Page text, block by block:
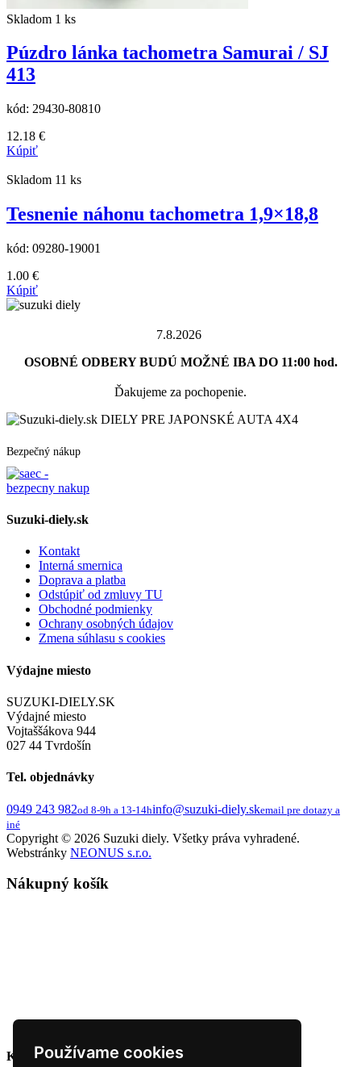
Používame cookies
Skladom 1 ks
Púzdro lánka tachometra Samurai / SJ
413
kód: 29430-80810
12.18 €
Kúpiť
Skladom 11 ks
Tesnenie náhonu tachometra 1,9×18,8
kód: 09280-19001
1.00 €
Kúpiť
7.8.2026
OSOBNÉ ODBERY BUDÚ MOŽNÉ IBA DO 11:00 hod.
Ďakujeme za pochopenie.
DIELY PRE JAPONSKÉ AUTA 4X4
Bezpečný nákup
Suzuki-diely.sk
Kontakt
Interná smernica
Doprava a platba
Odstúpiť od zmluvy TU
Obchodné podmienky
Ochrany osobných údajov
Zmena súhlasu s cookies
Výdajne miesto
SUZUKI-DIELY.SK
Výdajné miesto
Vojtaššákova 944
027 44 Tvrdošín
Tel. objednávky
0949 243 982od 8-9h a 13-14hinfo@suzuki-diely.skemail pre dotazy a
iné
Copyright © 2026 Suzuki diely. Všetky práva vyhradené.
Webstránky NEONUS s.r.o.
Nákupný košík
Krajina dodania